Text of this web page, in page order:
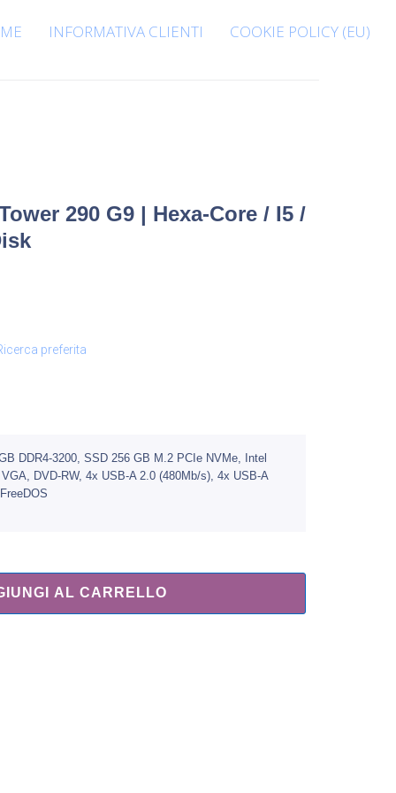
INFORMATIVA CLIENTI COOKIE POLICY (EU)
290 G9 | Hexa-Core / I5 /
preferita
DDR4-3200, SSD 256 GB M.2 PCIe NVMe, Intel
DVD-RW, 4x USB-A 2.0 (480Mb/​s), 4x USB-A
AL CARRELLO